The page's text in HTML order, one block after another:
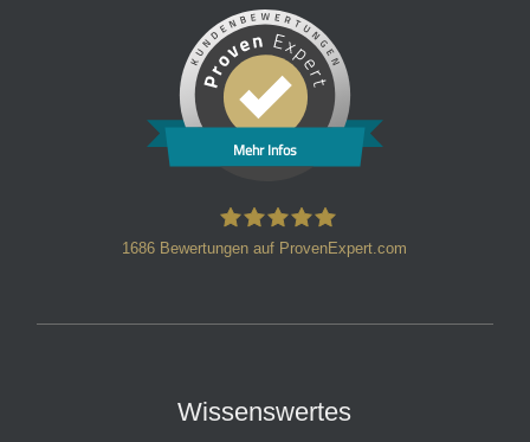
Mehr Infos
1686 Bewertungen auf ProvenExpert.com
Wissenswertes